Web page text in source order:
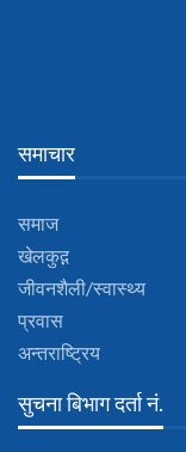
समाचार
समाज
खेलकुद़़
जीवनशैली/स्वास्थ्य
प्रवास
अन्तराष्ट्रिय
सुचना बिभाग दर्ता नं.